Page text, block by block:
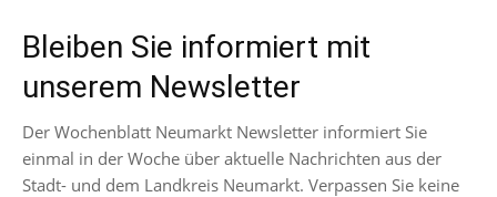
Bleiben Sie informiert mit
unserem Newsletter
Der Wochenblatt Neumarkt Newsletter informiert Sie
einmal in der Woche über aktuelle Nachrichten aus der
Stadt- und dem Landkreis Neumarkt. Verpassen Sie keine